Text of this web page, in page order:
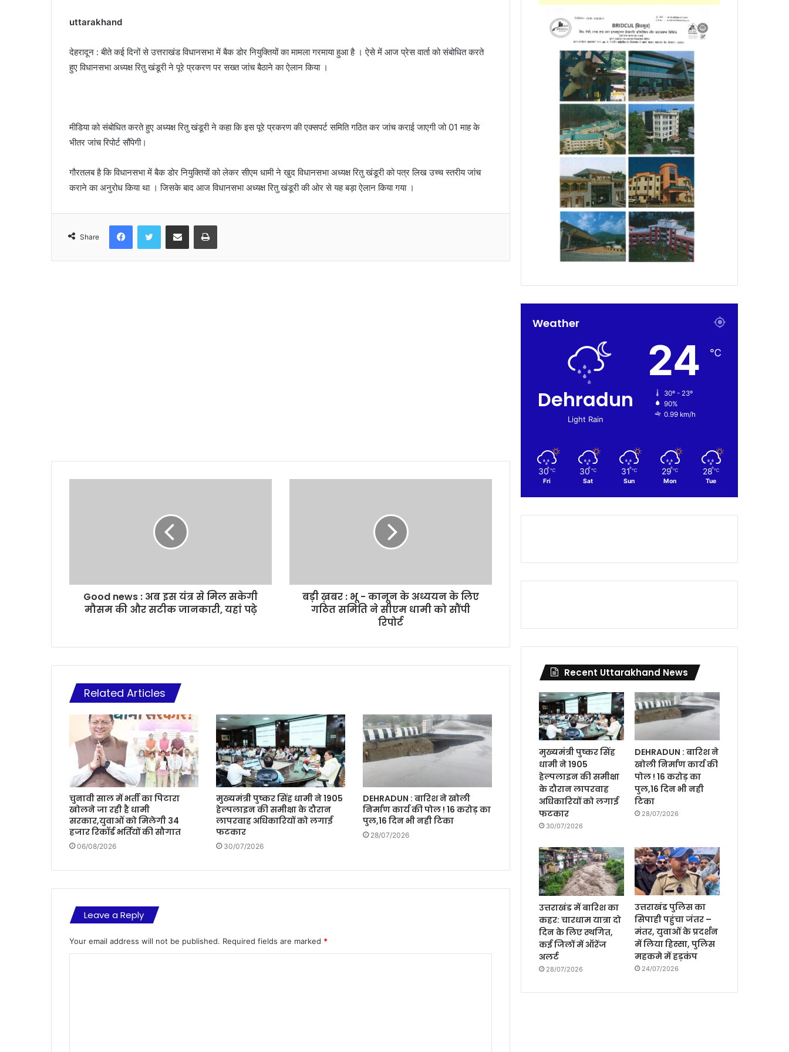
uttarakhand
देहरादून : बीते कई दिनों से उत्तराखंड विधानसभा में बैक डोर नियुक्तियों का मामला गरमाया हुआ है । ऐसे में आज प्रेस वार्ता को संबोधित करते
हुए विधानसभा अध्यक्ष रितु खंडूरी ने पूरे प्रकरण पर सख्त जांच बैठाने का ऐलान किया ।
मीडिया को संबोधित करते हुए अध्यक्ष रितु खंडूरी ने कहा कि इस पूरे प्रकरण की एक्सपर्ट समिति गठित कर जांच कराई जाएगी जो 01 माह के
भीतर जांच रिपोर्ट सौंपेगी।
गौरतलब है कि विधानसभा में बैक डोर नियुक्तियों को लेकर सीएम धामी ने खुद विधानसभा अध्यक्ष रितु खंडूरी को पत्र लिख उच्च स्तरीय जांच
कराने का अनुरोध किया था । जिसके बाद आज विधानसभा अध्यक्ष रितु खंडूरी की ओर से यह बड़ा ऐलान किया गया ।
Share
Good news : अब इस यंत्र से मिल सकेगी
मौसम की और सटीक जानकारी, यहां पढ़े
बड़ी ख़बर : भू - कानून के अध्ययन के लिए
गठित समिति ने सीएम धामी को सौंपी
रिपोर्ट
Related Articles
चुनावी साल में भर्ती का पिटारा
खोलने जा रही है धामी
सरकार,युवाओं को मिलेगी 34
हजार रिकॉर्ड भर्तियों की सौगात
06/08/2026
मुख्यमंत्री पुष्कर सिंह धामी ने 1905
हेल्पलाइन की समीक्षा के दौरान
लापरवाह अधिकारियों को लगाई
फटकार
30/07/2026
DEHRADUN : बारिश ने खोली
निर्माण कार्य की पोल ! 16 करोड़ का
पुल,16 दिन भी नही टिका
28/07/2026
Leave a Reply
Your email address will not be published. Required fields are marked *
Weather
Dehradun
Light Rain
24 ℃
30º - 23º
90%
0.99 km/h
30 ℃
Fri
30 ℃
Sat
31 ℃
Sun
29 ℃
Mon
28 ℃
Tue
Recent Uttarakhand News
मुख्यमंत्री पुष्कर सिंह
धामी ने 1905
हेल्पलाइन की समीक्षा
के दौरान लापरवाह
अधिकारियों को लगाई
फटकार
30/07/2026
DEHRADUN : बारिश ने
खोली निर्माण कार्य की
पोल ! 16 करोड़ का
पुल,16 दिन भी नही
टिका
28/07/2026
उत्तराखंड में बारिश का
कहर: चारधाम यात्रा दो
दिन के लिए स्थगित,
कई जिलों में ऑरेंज
अलर्ट
28/07/2026
उत्तराखंड पुलिस का
सिपाही पहुंचा जंतर –
मंतर, युवाओं के प्रदर्शन
में लिया हिस्सा, पुलिस
महकमे में हड़कंप
24/07/2026